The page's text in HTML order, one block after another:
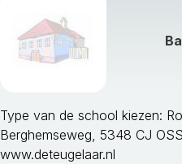
Type van de school kiezen:
Berghemseweg, 5348 CJ OSS
www.deteugelaar.nl